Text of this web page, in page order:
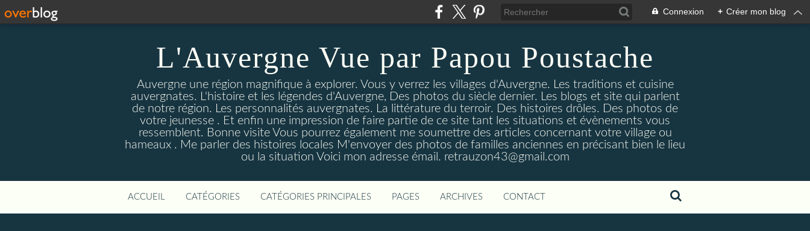
Connexion + Créer mon blog
L'Auvergne Vue par Papou Poustache
Auvergne une région magnifique à explorer. Vous y verrez les villages d'Auvergne. Les traditions et cuisine
auvergnates. L'histoire et les légendes d'Auvergne, Des photos du siècle dernier. Les blogs et site qui parlent
de notre région. Les personnalités auvergnates. La littérature du terroir. Des histoires drôles. Des photos de
votre jeunesse . Et enfin une impression de faire partie de ce site tant les situations et évènements vous
ressemblent. Bonne visite Vous pourrez également me soumettre des articles concernant votre village ou
hameaux . Me parler des histoires locales M'envoyer des photos de familles anciennes en précisant bien le lieu
ou la situation Voici mon adresse émail. retrauzon43@gmail.com
ACCUEIL CATÉGORIES CATÉGORIES PRINCIPALES PAGES ARCHIVES CONTACT